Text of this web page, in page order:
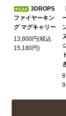
3DROPS
ファイヤーキン
グ マグキャリー
13,800円(税込
15,180円)